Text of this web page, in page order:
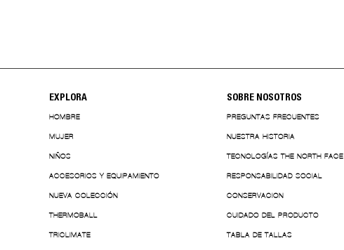
EXPLORA
HOMBRE
MUJER
NIÑOS
ACCESORIOS Y EQUIPAMIENTO
NUEVA COLECCIÓN
THERMOBALL
TRICLIMATE
SOBRE NOSOTROS
PREGUNTAS FRECUENTES
NUESTRA HISTORIA
TECNOLOGÍAS THE NORTH FACE
RESPONSABILIDAD SOCIAL
CONSERVACION
CUIDADO DEL PRODUCTO
TABLA DE TALLAS